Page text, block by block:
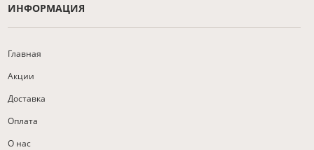
ИНФОРМАЦИЯ
Главная
Акции
Доставка
Оплата
О нас